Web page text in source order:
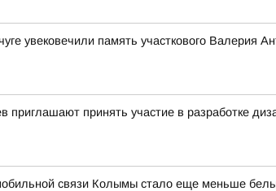
увековечили память участкового Валерия
приглашают принять участие в разработке
связи Колымы стало еще меньше